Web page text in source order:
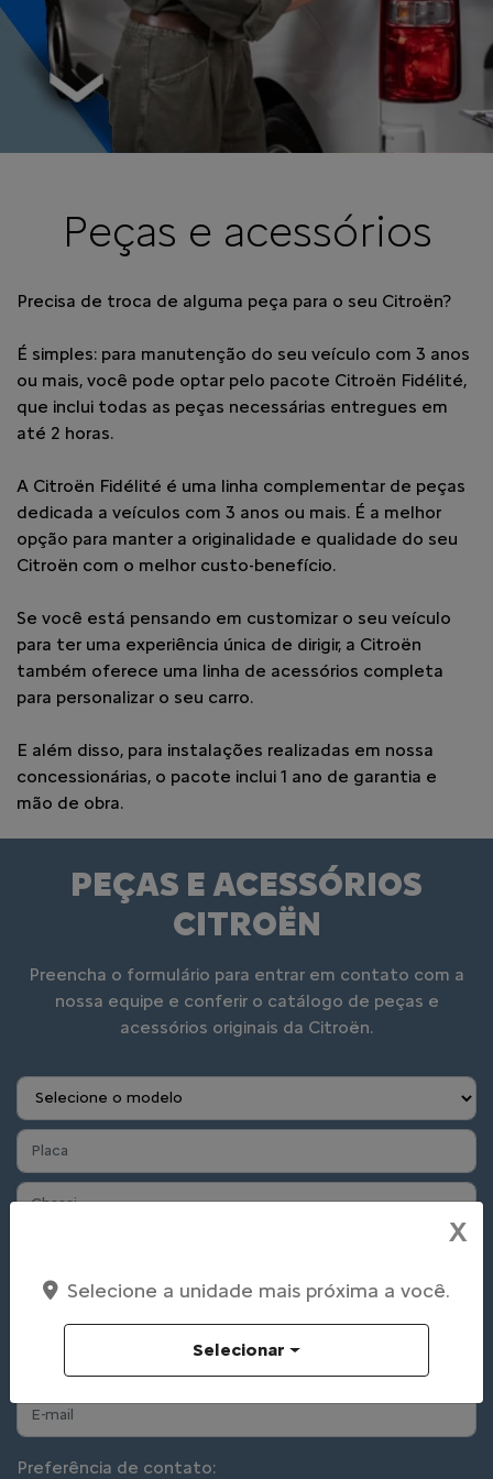
Peças e acessórios
Precisa de troca de alguma peça para o seu Citroën?
É simples: para manutenção do seu veículo com 3 anos
ou mais, você pode optar pelo pacote Citroën Fidélité,
que inclui todas as peças necessárias entregues em
até 2 horas.
A Citroën Fidélité é uma linha complementar de peças
dedicada a veículos com 3 anos ou mais. É a melhor
opção para manter a originalidade e qualidade do seu
Citroën com o melhor custo-benefício.
Se você está pensando em customizar o seu veículo
para ter uma experiência única de dirigir, a Citroën
também oferece uma linha de acessórios completa
para personalizar o seu carro.
E além disso, para instalações realizadas em nossa
concessionárias, o pacote inclui 1 ano de garantia e
mão de obra.
PEÇAS E ACESSÓRIOS
CITROËN
Preencha o formulário para entrar em contato com a
nossa equipe e conferir o catálogo de peças e
acessórios originais da Citroën.
Preferência de contato:
X
Selecione a unidade mais próxima a você.
Selecionar